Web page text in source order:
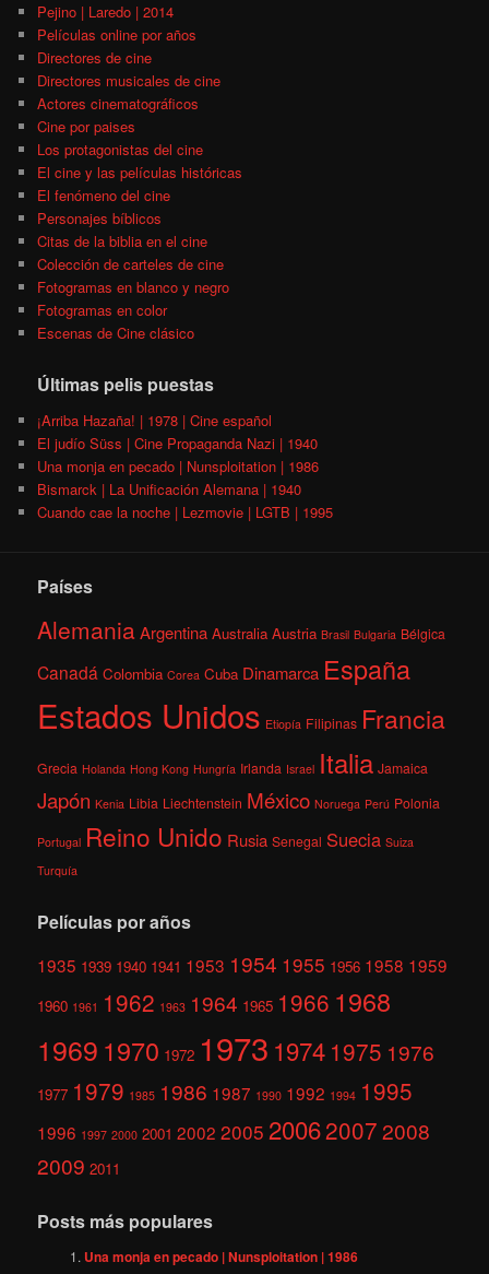
Pejino | Laredo | 2014
Películas online por años
Directores de cine
Directores musicales de cine
Actores cinematográficos
Cine por paises
Los protagonistas del cine
El cine y las películas históricas
El fenómeno del cine
Personajes bíblicos
Citas de la biblia en el cine
Colección de carteles de cine
Fotogramas en blanco y negro
Fotogramas en color
Escenas de Cine clásico
Últimas pelis puestas
¡Arriba Hazaña! | 1978 | Cine español
El judío Süss | Cine Propaganda Nazi | 1940
Una monja en pecado | Nunsploitation | 1986
Bismarck | La Unificación Alemana | 1940
Cuando cae la noche | Lezmovie | LGTB | 1995
Países
AlemaniaArgentina Australia Austria Brasil Bulgaria Bélgica
Canadá Colombia Corea Cuba Dinamarca España
Estados Unidos Etiopía Filipinas Francia
Grecia Holanda Hong Kong Hungría Irlanda Israel Italia Jamaica
Japón Kenia Libia Liechtenstein México Noruega Perú Polonia
Portugal Reino Unido Rusia Senegal Suecia Suiza
Turquía
Películas por años
1935 1939 1940 1941 1953 1954 1955 1956 1958 1959
1960 1961 1962 1963 1964 1965 1966 1968
1969 1970 1972 1973 1974 1975 1976
1977 1979 1985 1986 1987 1990 1992 1994 1995
1996 1997 2000 2001 2002 2005 200620072008
2009 2011
Posts más populares
Una monja en pecado | Nunsploitation | 1986